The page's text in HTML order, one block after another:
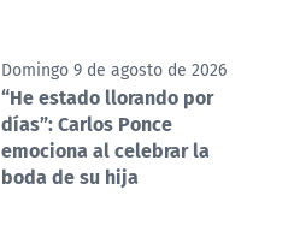
Domingo 9 de agosto de 2026
“He estado llorando por
días”: Carlos Ponce
emociona al celebrar la
boda de su hija